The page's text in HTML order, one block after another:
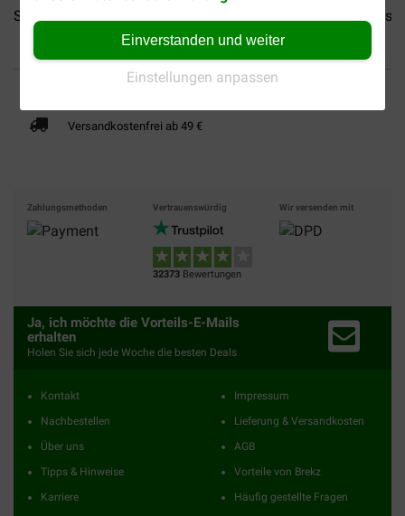
Einverstanden und weiter
Einstellungen anpassen
Sicherheitsblinker Beco Bags
Bis 30% günstiger Sicher bezahlen
Versandkostenfrei ab 49 €
Zahlungsmethoden Vertrauenswürdig
32373 Bewertungen
Wir versenden mit
Ja, ich möchte die Vorteils-E-Mails
erhalten
Holen Sie sich jede Woche die besten Deals
Kontakt
Nachbestellen
Über uns
Tipps & Hinweise
Karriere
Impressum
Lieferung & Versandkosten
AGB
Vorteile von Brekz
Häufig gestellte Fragen